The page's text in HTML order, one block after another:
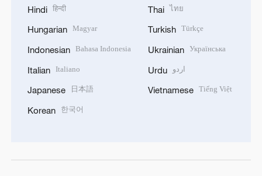
Hindi हिन्दी
Hungarian Magyar
Indonesian Bahasa Indonesia
Italian Italiano
Japanese 日本語
Korean 한국어
Thai ไทย
Turkish Türkçe
Ukrainian Українська
Urdu اردو
Vietnamese Tiếng Việt